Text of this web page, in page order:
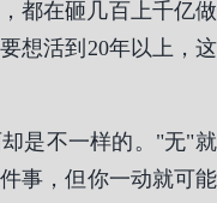
都在砸几百上千亿做
想活到20年以上，这
是不一样的。"无"就
事，但你一动就可能